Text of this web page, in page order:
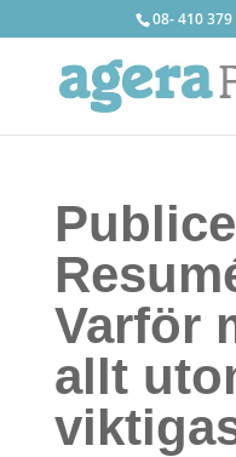
08- 410 379
Varför
allt